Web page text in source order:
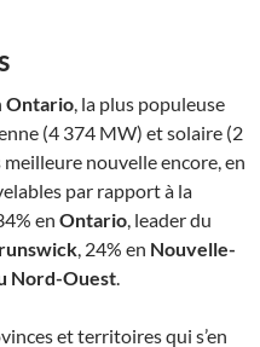
Ontario, la plus populeuse
(4 374 MW) et solaire (2
nouvelle encore, en
par rapport à la
en Ontario, leader du
, 24% en Nouvelle-
Nord-Ouest.
et territoires qui s’en